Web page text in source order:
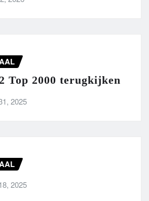
Top 2000 terugkijken
2025
2025